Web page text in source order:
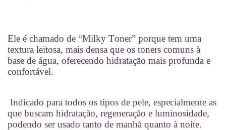
Ele é chamado de “Milky Toner” porque tem uma
textura leitosa, mais densa que os toners comuns à
base de água, oferecendo hidratação mais profunda e
confortável.
Indicado para todos os tipos de pele, especialmente as
que buscam hidratação, regeneração e luminosidade,
podendo ser usado tanto de manhã quanto à noite.